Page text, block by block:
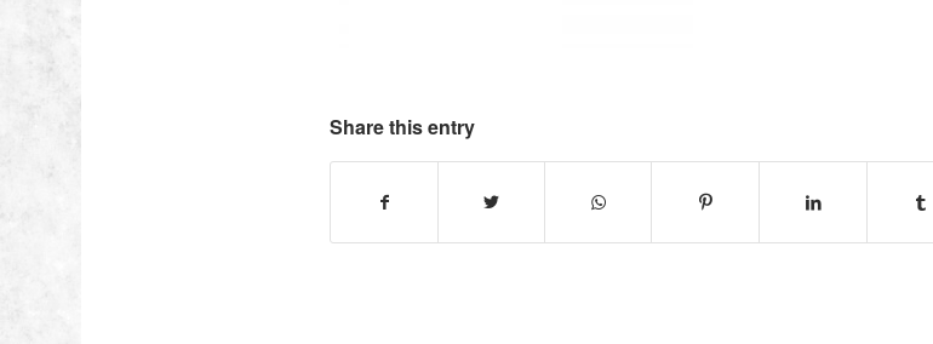
Share this entry